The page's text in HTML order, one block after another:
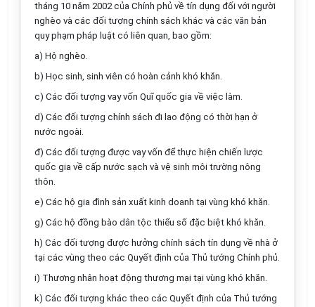
tháng 10 năm 2002 của Chính phủ về tín dụng đối với người
nghèo và các đối tượng chính sách khác và các văn bản
quy phạm pháp luật có liên quan, bao gồm:
a) Hộ nghèo.
b) Học sinh, sinh viên có hoàn cảnh khó khăn.
c) Các đối tượng vay vốn Quĩ quốc gia về việc làm.
d) Các đối tượng chính sách đi lao động có thời hạn ở
nước ngoài.
đ) Các đối tượng được vay vốn để thực hiện chiến lược
quốc gia về cấp nước sạch và vệ sinh môi trường nông
thôn.
e) Các hộ gia đình sản xuất kinh doanh tại vùng khó khăn.
g) Các hộ đồng bào dân tộc thiểu số đặc biệt khó khăn.
h) Các đối tượng được hưởng chính sách tín dụng về nhà ở
tại các vùng theo các Quyết định của Thủ tướng Chính phủ.
i) Thương nhân hoạt động thương mại tại vùng khó khăn.
k) Các đối tượng khác theo các Quyết định của Thủ tướng